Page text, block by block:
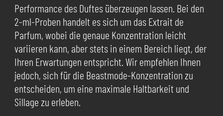
Performance des Duftes überzeugen lassen. Bei den
2-ml-Proben handelt es sich um das Extrait de
Parfum, wobei die genaue Konzentration leicht
variieren kann, aber stets in einem Bereich liegt, der
Ihren Erwartungen entspricht. Wir empfehlen Ihnen
jedoch, sich für die Beastmode-Konzentration zu
entscheiden, um eine maximale Haltbarkeit und
Sillage zu erleben.